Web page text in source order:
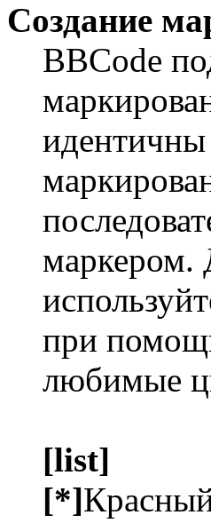
Создание
BBCode
маркером.
при
любимые
[list]
[*]